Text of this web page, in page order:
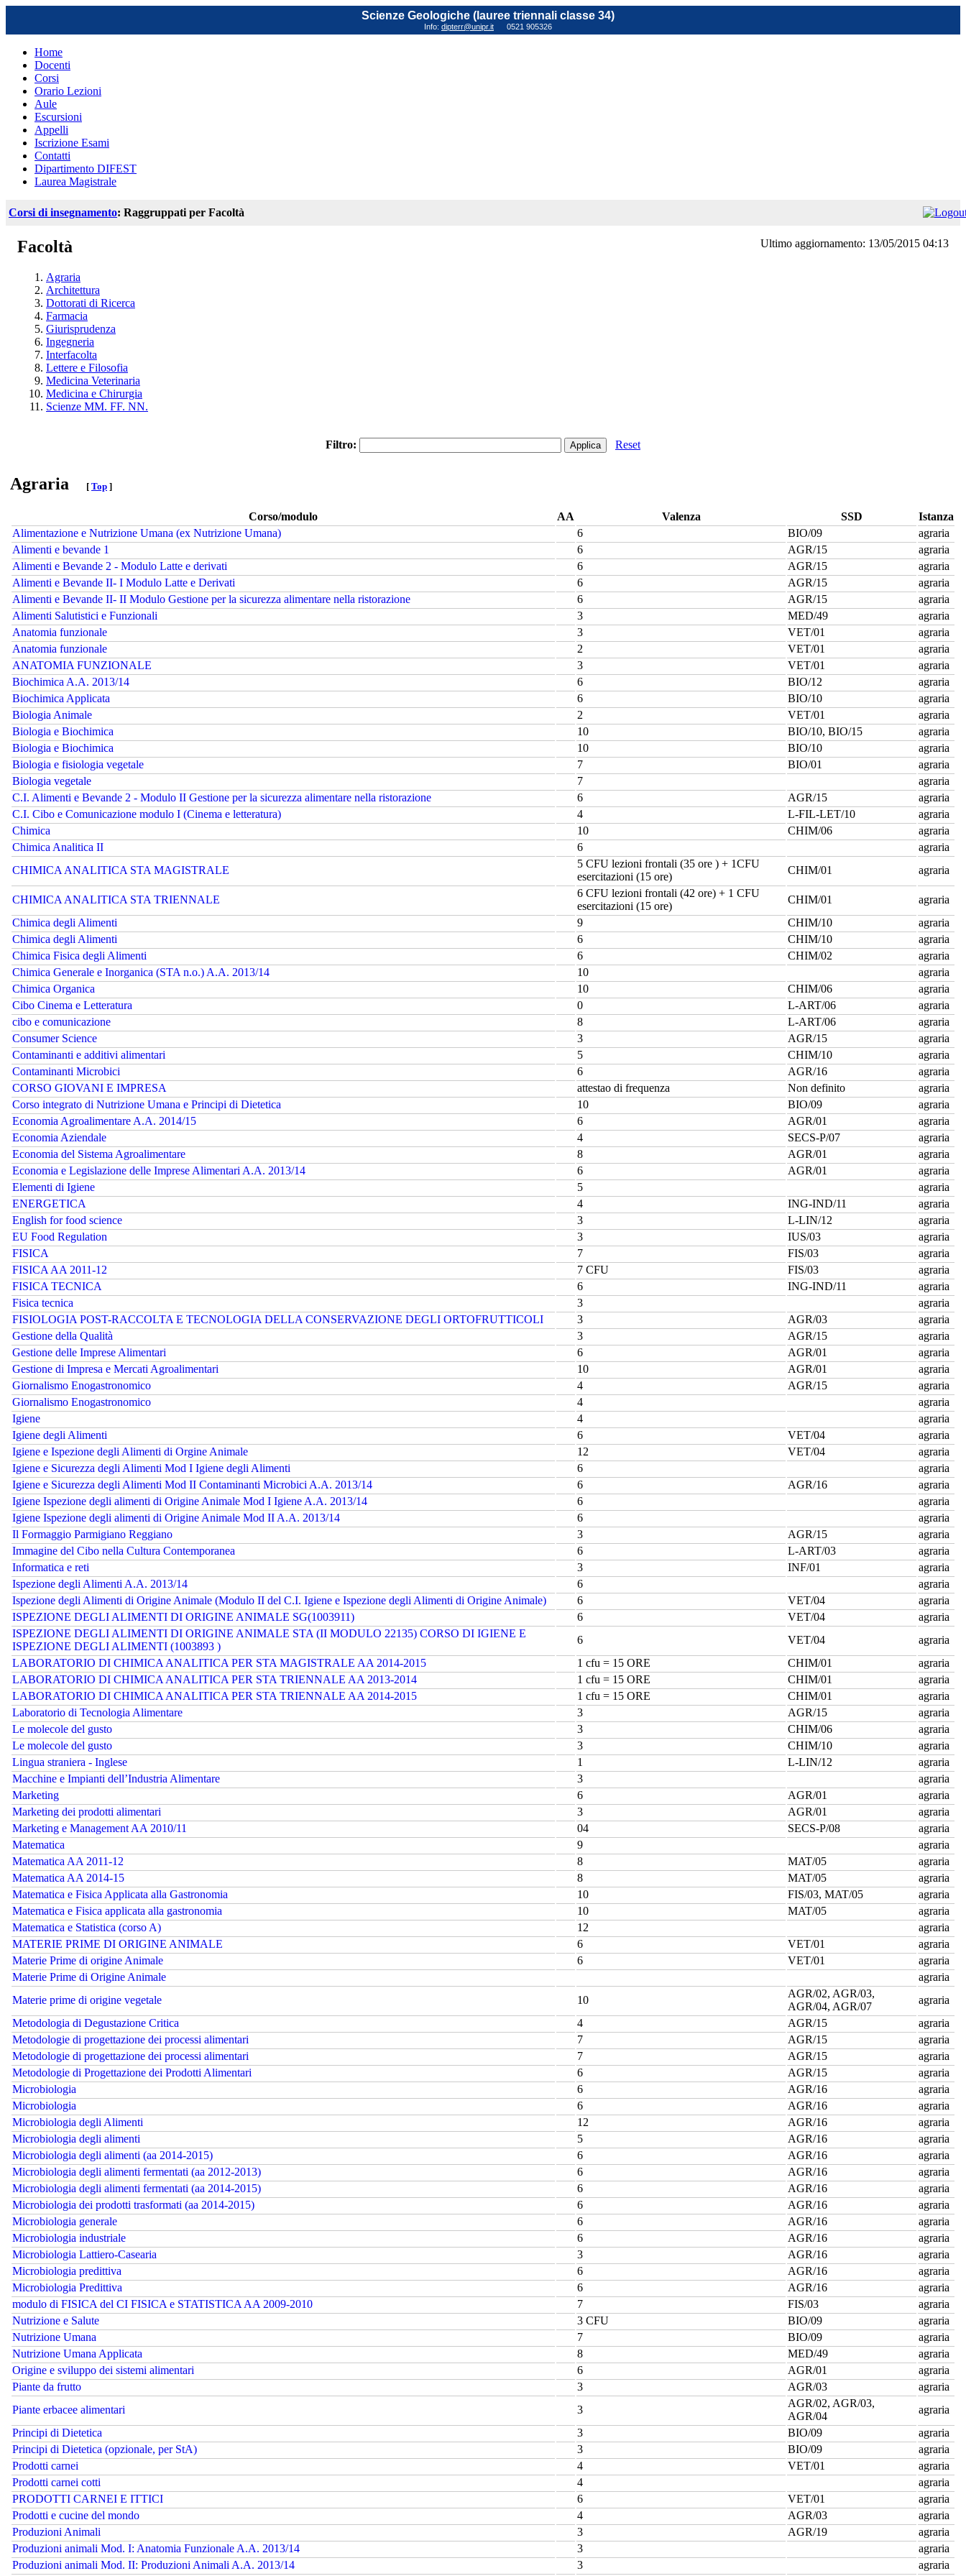
Scienze Geologiche (lauree triennali classe 34)
Info: dipterr@unipr.it 0521 905326
Home
Docenti
Corsi
Orario Lezioni
Aule
Escursioni
Appelli
Iscrizione Esami
Contatti
Dipartimento DIFEST
Laurea Magistrale
Corsi di insegnamento: Raggruppati per Facoltà
Facoltà
Agraria
Architettura
Dottorati di Ricerca
Farmacia
Giurisprudenza
Ingegneria
Interfacolta
Lettere e Filosofia
Medicina Veterinaria
Medicina e Chirurgia
Scienze MM. FF. NN.
Ultimo aggiornamento: 13/05/2015 04:13
Filtro: Reset
Agraria [ Top ]
Corso/modulo AA Valenza SSD
Istanza
Alimentazione e Nutrizione Umana (ex Nutrizione Umana)
6 BIO/09
agraria
Alimenti e bevande 1
6 AGR/15
agraria
Alimenti e Bevande 2 - Modulo Latte e derivati
6 AGR/15
agraria
Alimenti e Bevande II- I Modulo Latte e Derivati
6 AGR/15
agraria
Alimenti e Bevande II- II Modulo Gestione per la sicurezza alimentare nella ristorazione
6 AGR/15
agraria
Alimenti Salutistici e Funzionali
3 MED/49
agraria
Anatomia funzionale
3 VET/01
agraria
Anatomia funzionale
2 VET/01
agraria
ANATOMIA FUNZIONALE
3 VET/01
agraria
Biochimica A.A. 2013/14
6 BIO/12
agraria
Biochimica Applicata
6 BIO/10
agraria
Biologia Animale
2 VET/01
agraria
Biologia e Biochimica
10 BIO/10, BIO/15
agraria
Biologia e Biochimica
10 BIO/10
agraria
Biologia e fisiologia vegetale
7 BIO/01
agraria
Biologia vegetale
7
agraria
C.I. Alimenti e Bevande 2 - Modulo II Gestione per la sicurezza alimentare nella ristorazione
6 AGR/15
agraria
C.I. Cibo e Comunicazione modulo I (Cinema e letteratura)
4 L-FIL-LET/10
agraria
Chimica
10 CHIM/06
agraria
Chimica Analitica II
6
agraria
CHIMICA ANALITICA STA MAGISTRALE
5 CFU lezioni frontali (35 ore ) + 1CFU
esercitazioni (15 ore)
CHIM/01 agraria
CHIMICA ANALITICA STA TRIENNALE
6 CFU lezioni frontali (42 ore) + 1 CFU
esercitazioni (15 ore)
CHIM/01
agraria
Chimica degli Alimenti
9 CHIM/10
agraria
Chimica degli Alimenti
6 CHIM/10
agraria
Chimica Fisica degli Alimenti
6 CHIM/02
agraria
Chimica Generale e Inorganica (STA n.o.) A.A. 2013/14
10
agraria
Chimica Organica
10 CHIM/06
agraria
Cibo Cinema e Letteratura
0 L-ART/06
agraria
cibo e comunicazione
8 L-ART/06
agraria
Consumer Science
3 AGR/15
agraria
Contaminanti e additivi alimentari
5 CHIM/10
agraria
Contaminanti Microbici
6 AGR/16
agraria
CORSO GIOVANI E IMPRESA
attestao di frequenza Non definito
agraria
Corso integrato di Nutrizione Umana e Principi di Dietetica
10 BIO/09
agraria
Economia Agroalimentare A.A. 2014/15
6 AGR/01
agraria
Economia Aziendale
4 SECS-P/07
agraria
Economia del Sistema Agroalimentare
8 AGR/01
agraria
Economia e Legislazione delle Imprese Alimentari A.A. 2013/14
6 AGR/01
agraria
Elementi di Igiene
5
agraria
ENERGETICA
4 ING-IND/11
agraria
English for food science
3 L-LIN/12
agraria
EU Food Regulation
3 IUS/03
agraria
FISICA
7 FIS/03
agraria
FISICA AA 2011-12
7 CFU FIS/03
agraria
FISICA TECNICA
6 ING-IND/11
agraria
Fisica tecnica
3
agraria
FISIOLOGIA POST-RACCOLTA E TECNOLOGIA DELLA CONSERVAZIONE DEGLI ORTOFRUTTICOLI
3 AGR/03
agraria
Gestione della Qualità
3 AGR/15
agraria
Gestione delle Imprese Alimentari
6 AGR/01
agraria
Gestione di Impresa e Mercati Agroalimentari
10 AGR/01
agraria
Giornalismo Enogastronomico
4 AGR/15
agraria
Giornalismo Enogastronomico
4
agraria
Igiene
4
agraria
Igiene degli Alimenti
6 VET/04
agraria
Igiene e Ispezione degli Alimenti di Orgine Animale
12 VET/04
agraria
Igiene e Sicurezza degli Alimenti Mod I Igiene degli Alimenti
6
agraria
Igiene e Sicurezza degli Alimenti Mod II Contaminanti Microbici A.A. 2013/14
6 AGR/16
agraria
Igiene Ispezione degli alimenti di Origine Animale Mod I Igiene A.A. 2013/14
6
agraria
Igiene Ispezione degli alimenti di Origine Animale Mod II A.A. 2013/14
6
agraria
Il Formaggio Parmigiano Reggiano
3 AGR/15
agraria
Immagine del Cibo nella Cultura Contemporanea
6 L-ART/03
agraria
Informatica e reti
3 INF/01
agraria
Ispezione degli Alimenti A.A. 2013/14
6
agraria
Ispezione degli Alimenti di Origine Animale (Modulo II del C.I. Igiene e Ispezione degli Alimenti di Origine Animale)
6 VET/04
agraria
ISPEZIONE DEGLI ALIMENTI DI ORIGINE ANIMALE SG(1003911)
6 VET/04
agraria
ISPEZIONE DEGLI ALIMENTI DI ORIGINE ANIMALE STA (II MODULO 22135) CORSO DI IGIENE E
ISPEZIONE DEGLI ALIMENTI (1003893 )
6 VET/04
agraria
LABORATORIO DI CHIMICA ANALITICA PER STA MAGISTRALE AA 2014-2015
1 cfu = 15 ORE CHIM/01
agraria
LABORATORIO DI CHIMICA ANALITICA PER STA TRIENNALE AA 2013-2014
1 cfu = 15 ORE CHIM/01
agraria
LABORATORIO DI CHIMICA ANALITICA PER STA TRIENNALE AA 2014-2015
1 cfu = 15 ORE CHIM/01
agraria
Laboratorio di Tecnologia Alimentare
3 AGR/15
agraria
Le molecole del gusto
3 CHIM/06
agraria
Le molecole del gusto
3 CHIM/10
agraria
Lingua straniera - Inglese
1 L-LIN/12
agraria
Macchine e Impianti dell’Industria Alimentare
3
agraria
Marketing
6 AGR/01
agraria
Marketing dei prodotti alimentari
3 AGR/01
agraria
Marketing e Management AA 2010/11
04 SECS-P/08
agraria
Matematica
9
agraria
Matematica AA 2011-12
8 MAT/05
agraria
Matematica AA 2014-15
8 MAT/05
agraria
Matematica e Fisica Applicata alla Gastronomia
10 FIS/03, MAT/05
agraria
Matematica e Fisica applicata alla gastronomia
10 MAT/05
agraria
Matematica e Statistica (corso A)
12
agraria
MATERIE PRIME DI ORIGINE ANIMALE
6 VET/01
agraria
Materie Prime di origine Animale
6 VET/01
agraria
Materie Prime di Origine Animale
agraria
Materie prime di origine vegetale
10
AGR/02, AGR/03,
AGR/04, AGR/07
agraria
Metodologia di Degustazione Critica
4 AGR/15
agraria
Metodologie di progettazione dei processi alimentari
7 AGR/15
agraria
Metodologie di progettazione dei processi alimentari
7 AGR/15
agraria
Metodologie di Progettazione dei Prodotti Alimentari
6 AGR/15
agraria
Microbiologia
6 AGR/16
agraria
Microbiologia
6 AGR/16
agraria
Microbiologia degli Alimenti
12 AGR/16
agraria
Microbiologia degli alimenti
5 AGR/16
agraria
Microbiologia degli alimenti (aa 2014-2015)
6 AGR/16
agraria
Microbiologia degli alimenti fermentati (aa 2012-2013)
6 AGR/16
agraria
Microbiologia degli alimenti fermentati (aa 2014-2015)
6 AGR/16
agraria
Microbiologia dei prodotti trasformati (aa 2014-2015)
6 AGR/16
agraria
Microbiologia generale
6 AGR/16
agraria
Microbiologia industriale
6 AGR/16
agraria
Microbiologia Lattiero-Casearia
3 AGR/16
agraria
Microbiologia predittiva
6 AGR/16
agraria
Microbiologia Predittiva
6 AGR/16
agraria
modulo di FISICA del CI FISICA e STATISTICA AA 2009-2010
7 FIS/03
agraria
Nutrizione e Salute
3 CFU BIO/09
agraria
Nutrizione Umana
7 BIO/09
agraria
Nutrizione Umana Applicata
8 MED/49
agraria
Origine e sviluppo dei sistemi alimentari
6 AGR/01
agraria
Piante da frutto
3 AGR/03
agraria
Piante erbacee alimentari
3
AGR/02, AGR/03,
AGR/04
agraria
Principi di Dietetica
3 BIO/09
agraria
Principi di Dietetica (opzionale, per StA)
3 BIO/09
agraria
Prodotti carnei
4 VET/01
agraria
Prodotti carnei cotti
4
agraria
PRODOTTI CARNEI E ITTICI
6 VET/01
agraria
Prodotti e cucine del mondo
4 AGR/03
agraria
Produzioni Animali
3 AGR/19
agraria
Produzioni animali Mod. I: Anatomia Funzionale A.A. 2013/14
3
agraria
Produzioni animali Mod. II: Produzioni Animali A.A. 2013/14
3
agraria